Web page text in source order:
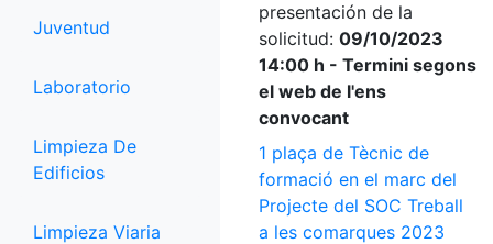
Juventud
Laboratorio
Limpieza De
Edificios
Limpieza Viaria
presentación de la
solicitud: 09/10/2023
14:00 h - Termini segons
el web de l'ens
convocant
1 plaça de Tècnic de
formació en el marc del
Projecte del SOC Treball
a les comarques 2023